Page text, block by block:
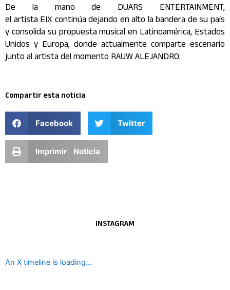
De la mano de DUARS ENTERTAINMENT,
elartistaEIX continúa dejando en alto la bandera de su país
y consolida su propuesta musical en Latinoamérica, Estados
Unidos y Europa, donde actualmente comparte escenario
junto alartistadel momento RAUW ALEJANDRO.
Compartir esta noticia
Facebook Twitter
Imprimir Noticia
INSTAGRAM
An X timeline is loading...